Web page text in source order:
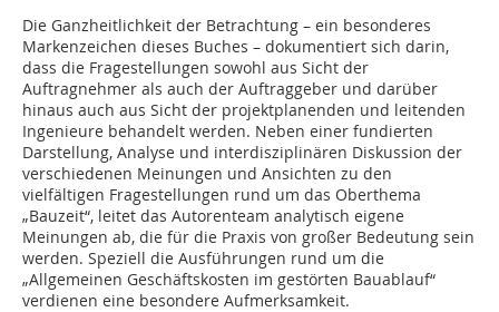
Die Ganzheitlichkeit der Betrachtung – ein besonderes
Markenzeichen dieses Buches – dokumentiert sich darin,
dass die Fragestellungen sowohl aus Sicht der
Auftragnehmer als auch der Auftraggeber und darüber
hinaus auch aus Sicht der projektplanenden und leitenden
Ingenieure behandelt werden. Neben einer fundierten
Darstellung, Analyse und interdisziplinären Diskussion der
verschiedenen Meinungen und Ansichten zu den
vielfältigen Fragestellungen rund um das Oberthema
„Bauzeit“, leitet das Autorenteam analytisch eigene
Meinungen ab, die für die Praxis von großer Bedeutung sein
werden. Speziell die Ausführungen rund um die
„Allgemeinen Geschäftskosten im gestörten Bauablauf“
verdienen eine besondere Aufmerksamkeit.